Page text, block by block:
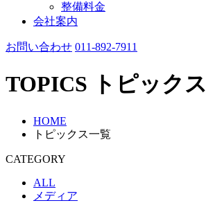
整備料金
会社案内
お問い合わせ 011-892-7911
TOPICS トピックス
HOME
トピックス一覧
CATEGORY
ALL
メディア